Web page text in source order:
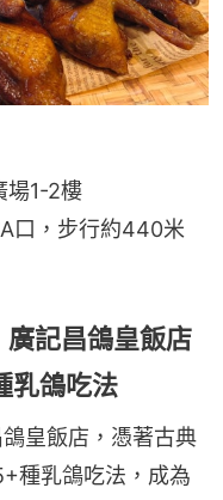
場1-2樓
口，步行約440米
記昌鴿皇飯店
鴿吃法
皇飯店，憑著古典
種乳鴿吃法，成為